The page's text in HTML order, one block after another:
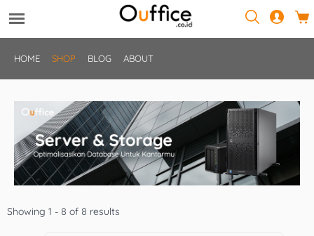
HOME SHOP BLOG ABOUT
Showing 1 - 8 of 8 results